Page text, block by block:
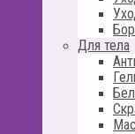
Для тела